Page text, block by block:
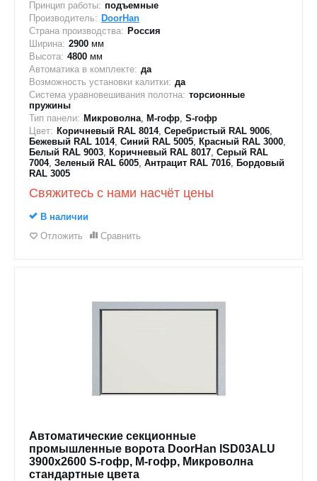
Принцип работы: подъемные
Производитель: DoorHan
Страна производства: Россия
Ширина: 2900 мм
Высота: 4800 мм
Автоматика в комплекте: да
Возможность установки калитки: да
Система уравновешивания полотна: торсионные
пружины
Тип панели: Микроволна, M-гофр, S-гофр
Цвет: Коричневый RAL 8014, Серебристый RAL 9006,
Бежевый RAL 1014, Синий RAL 5005, Красный RAL 3000,
Белый RAL 9003, Коричневый RAL 8017, Серый RAL
7004, Зеленый RAL 6005, Антрацит RAL 7016, Бордовый
RAL 3005
Свяжитесь с нами насчёт цены
В наличии
Отложить
Сравнить
Автоматические секционные
промышленные ворота DoorHan ISD03ALU
3900x2600 S-гофр, M-гофр, Микроволна
стандартные цвета